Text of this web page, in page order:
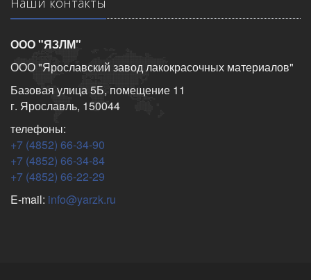
ООО "ЯЗЛМ"
ООО "Ярославский завод лакокрасочных материалов"
Базовая улица 5Б, помещение 11
г. Ярославль, 150044
телефоны:
+7 (4852) 66-34-90
+7 (4852) 66-34-84
+7 (4852) 66-22-29
E-mail: info@yarzk.ru